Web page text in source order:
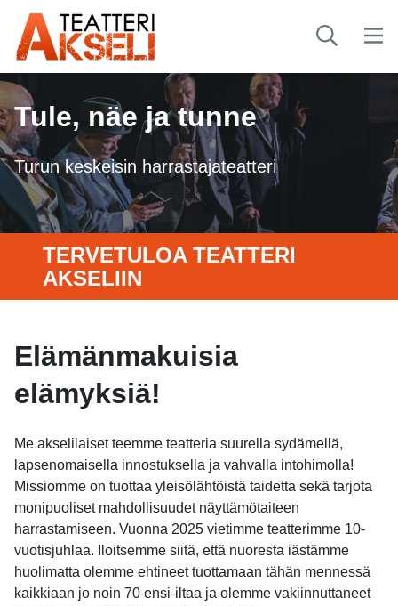
Tule, näe ja tunne
Turun keskeisin harrastajateatteri
TERVETULOA TEATTERI
AKSELIIN
Elämänmakuisia
elämyksiä!
Me akselilaiset teemme teatteria suurella sydämellä,
lapsenomaisella innostuksella ja vahvalla intohimolla!
Missiomme on tuottaa yleisölähtöistä taidetta sekä tarjota
monipuoliset mahdollisuudet näyttämötaiteen
harrastamiseen. Vuonna 2025 vietimme teatterimme 10-
vuotisjuhlaa. Iloitsemme siitä, että nuoresta iästämme
huolimatta olemme ehtineet tuottamaan tähän mennessä
kaikkiaan jo noin 70 ensi-iltaa ja olemme vakiinnuttaneet